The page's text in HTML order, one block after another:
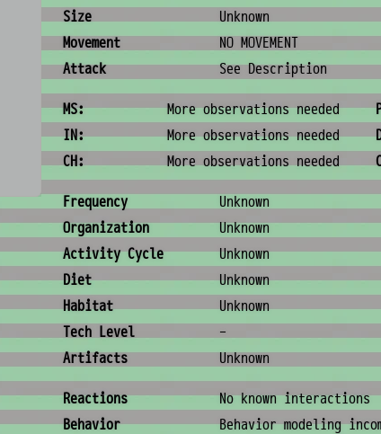
Size
Unknown
Movement
NO MOVEMENT
Attack
See Description
Ability Scores
MS: More observations needed
IN:
More observations needed
CH:
More observations needed
Ecology & Logistics
Frequency
Unknown
Organization
Unknown
Activity Cycle
Unknown
Diet
Unknown
Habitat
Unknown
Tech Level
-
Artifacts
Unknown
Behavior & Society
Reactions
No known interactions
Behavior
Behavior modeling